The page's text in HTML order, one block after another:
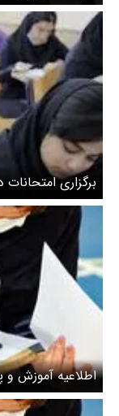
برگزاری
اطلاعیه آموزش و
درامتحانات